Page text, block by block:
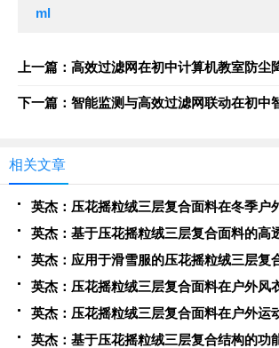
ml
上一篇：高效过滤网在初中计算机教室防尘
下一篇：智能监测与高效过滤网联动在初中
相关文章